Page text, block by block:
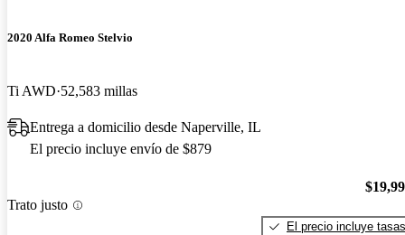
2020 Alfa Romeo Stelvio
Ti AWD 52,583 millas
Entrega a domicilio desde Naperville, IL
El precio incluye envío de $879
Trato justo
El precio incluye tasas